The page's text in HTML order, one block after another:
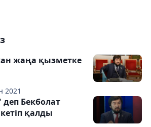
2021
жаңа қызметке
деп Бекболат
қалды